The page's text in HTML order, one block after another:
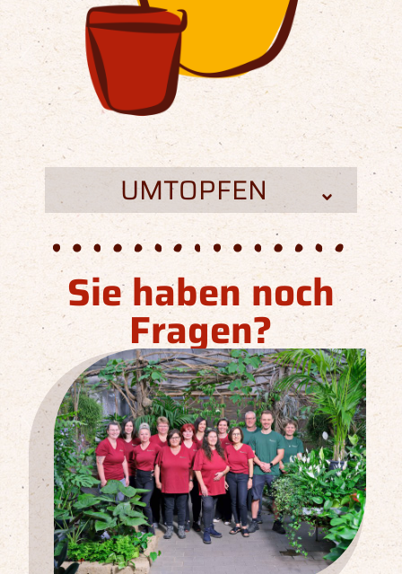
UMTOPFEN
Sie haben noch
Fragen?